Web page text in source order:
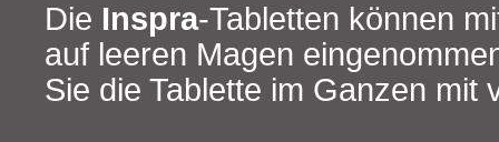
Die Inspra-Tabletten können
auf leeren Magen
Sie die Tablette im Ganzen mit